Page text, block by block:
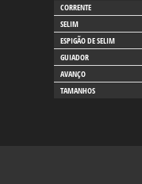
CORRENTE
SELIM
ESPIGÃO DE SELIM
GUIADOR
AVANÇO
TAMANHOS